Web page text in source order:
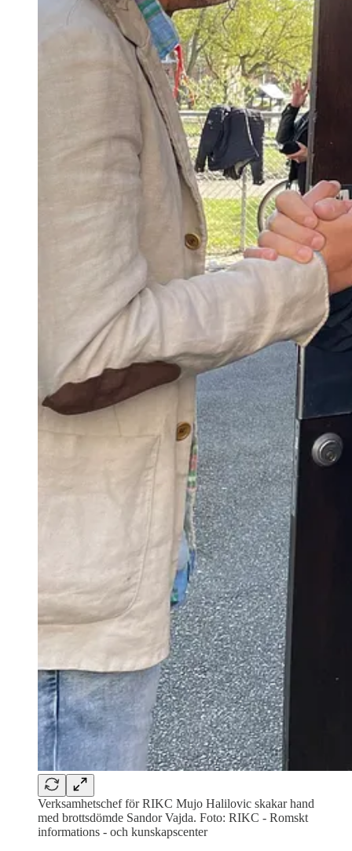
Verksamhetschef för RIKC Mujo Halilovic skakar hand
med brottsdömde Sandor Vajda. Foto: RIKC - Romskt
informations - och kunskapscenter